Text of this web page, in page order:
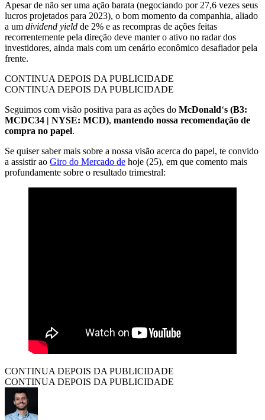
Apesar de não ser uma ação barata (negociando por 27,6 vezes seus
lucros projetados para 2023), o bom momento da companhia, aliado
a um dividend yield de 2% e as recompras de ações feitas
recorrentemente pela direção deve manter o ativo no radar dos
investidores, ainda mais com um cenário econômico desafiador pela
frente.
CONTINUA DEPOIS DA PUBLICIDADE
CONTINUA DEPOIS DA PUBLICIDADE
Seguimos com visão positiva para as ações do McDonald‘s (B3:
MCDC34 | NYSE: MCD), mantendo nossa recomendação de
compra no papel.
Se quiser saber mais sobre a nossa visão acerca do papel, te convido
a assistir ao Giro do Mercado de hoje (25), em que comento mais
profundamente sobre o resultado trimestral:
CONTINUA DEPOIS DA PUBLICIDADE
CONTINUA DEPOIS DA PUBLICIDADE